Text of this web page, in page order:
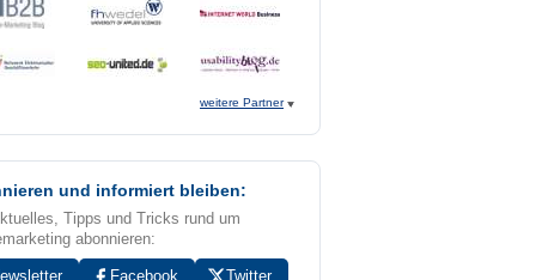
weitere Partner
und informiert bleiben:
Tipps und Tricks rund um
abonnieren:
Facebook
Twitter